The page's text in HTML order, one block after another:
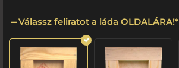
Válassz feliratot a láda OLDALÁRA!*